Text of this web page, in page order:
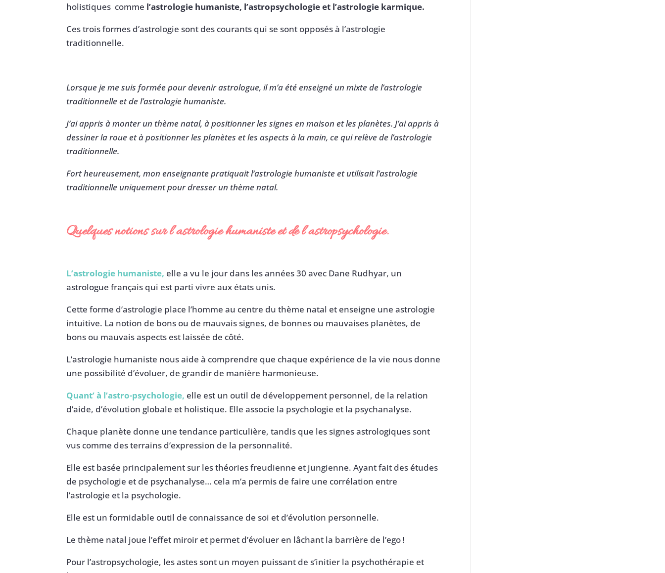
holistiques comme l’astrologie humaniste, l’astropsychologie et l’astrologie karmique.
Ces trois formes d’astrologie sont des courants qui se sont opposés à l’astrologie
traditionnelle.
Lorsque je me suis formée pour devenir astrologue, il m’a été enseigné un mixte de l’astrologie
traditionnelle et de l’astrologie humaniste.
J’ai appris à monter un thème natal, à positionner les signes en maison et les planètes. J’ai appris à
dessiner la roue et à positionner les planètes et les aspects à la main, ce qui relève de l’astrologie
traditionnelle.
Fort heureusement, mon enseignante pratiquait l’astrologie humaniste et utilisait l’astrologie
traditionnelle uniquement pour dresser un thème natal.
Quelques notions sur l’astrologie humaniste et de l’astropsychologie.
L’astrologie humaniste, elle a vu le jour dans les années 30 avec Dane Rudhyar, un
astrologue français qui est parti vivre aux états unis.
Cette forme d’astrologie place l’homme au centre du thème natal et enseigne une astrologie
intuitive. La notion de bons ou de mauvais signes, de bonnes ou mauvaises planètes, de
bons ou mauvais aspects est laissée de côté.
L’astrologie humaniste nous aide à comprendre que chaque expérience de la vie nous donne
une possibilité d’évoluer, de grandir de manière harmonieuse.
Quant’ à l’astro-psychologie, elle est un outil de développement personnel, de la relation
d’aide, d’évolution globale et holistique. Elle associe la psychologie et la psychanalyse.
Chaque planète donne une tendance particulière, tandis que les signes astrologiques sont
vus comme des terrains d’expression de la personnalité.
Elle est basée principalement sur les théories freudienne et jungienne. Ayant fait des études
de psychologie et de psychanalyse… cela m’a permis de faire une corrélation entre
l’astrologie et la psychologie.
Elle est un formidable outil de connaissance de soi et d’évolution personnelle.
Le thème natal joue l’effet miroir et permet d’évoluer en lâchant la barrière de l’ego !
Pour l’astropsychologie, les astes sont un moyen puissant de s’initier la psychothérapie et